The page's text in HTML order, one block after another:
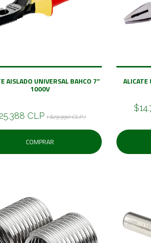
AISLADO UNIVERSAL BAHCO 7”
1000V
CLP ( $29.990 CLP )
COMPRAR